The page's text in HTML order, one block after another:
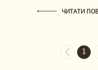
ЧИТАТИ
1